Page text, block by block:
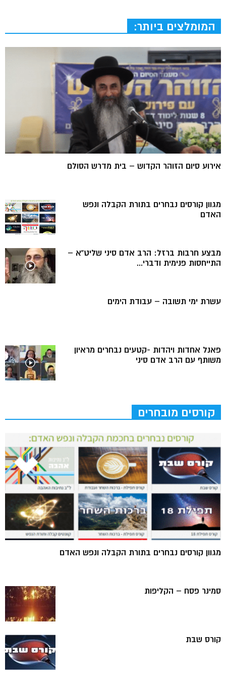
המומלצים ביותר:
אירוע סיום הזוהר הקדוש – בית מדרש הסולם
מגוון קורסים נבחרים בתורת הקבלה ונפש
האדם
מבצע חרבות ברזל: הרב אדם סיני שליט”א –
התייחסות פנימית ודברי...
עשרת ימי תשובה – עבודת הימים
פאנל אחדות ויהדות -קטעים נבחרים מראיון
משותף עם הרב אדם סיני
קורסים מובחרים
מגוון קורסים נבחרים בתורת הקבלה ונפש האדם
סמינר פסח – הקליפות
קורס שבת